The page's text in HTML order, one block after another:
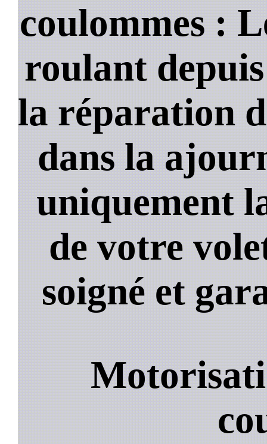
coulommes :
roulant
la réparation
dans la
uniquement
de votre
soigné et